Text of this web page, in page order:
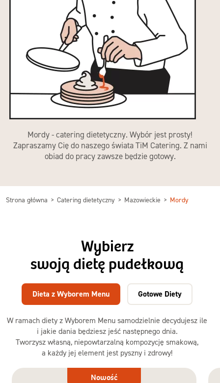
Mordy - catering dietetyczny. Wybór jest prosty!
Zapraszamy Cię do naszego świata TiM Catering. Z nami
obiad do pracy zawsze będzie gotowy.
Strona główna Catering dietetyczny Mazowieckie Mordy
Wybierz
swoją dietę pudełkową
W ramach diety z Wyborem Menu samodzielnie decydujesz ile
i jakie dania będziesz jeść następnego dnia.
Tworzysz własną, niepowtarzalną kompozycję smakową,
a każdy jej element jest pyszny i zdrowy!
Dieta z Wyborem Menu Gotowe Diety
Dieta
Nowość